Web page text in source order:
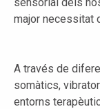
major necessitat
A través de
somàtics,
entorns